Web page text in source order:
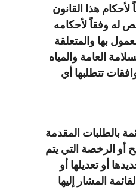
هذا القانون
وفقاً لأحكامه
بها والمتعلقة
العامة والمياه
تتطلبها أي
بالطلبات المقدمة
الرخصة التي يتم
أو تعديلها أو
المشار إليها